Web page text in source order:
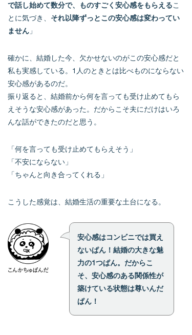
で話し始めて数分で、ものすごく安心感をもらえるこ
とに気づき、 それ以降ずっとこの安心感は変わってい
ません 」
確かに、結婚した今、欠かせないのがこの安心感だと
私も実感している。1人のときとは比べものにならない
安心感があるのだ。
振り返ると、結婚前から何を言っても受け止めてもら
えそうな安心感があった。だからこそ夫にだけはいろ
んな話ができたのだと思う。
「何を言っても受け止めてもらえそう」
「不安にならない」
「ちゃんと向き合ってくれる」
こうした感覚は、結婚生活の重要な土台になる。
安心感はコンビニでは買え
ないぱん！結婚の大きな魅
力の1つぱん。だからこ
そ、安心感のある関係性が
築けている状態は尊いんだ
ぱん！